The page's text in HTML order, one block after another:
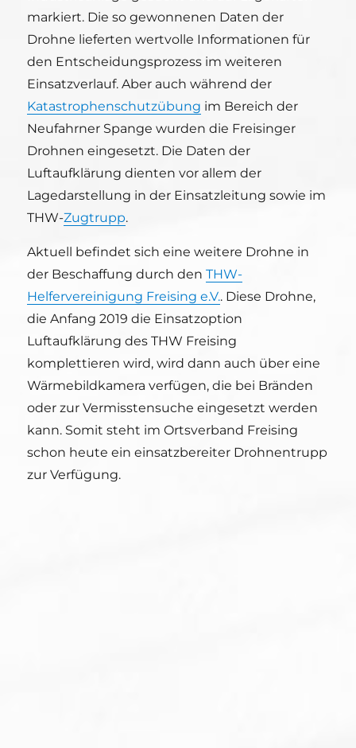
markiert. Die so gewonnenen Daten der
Drohne lieferten wertvolle Informationen für
den Entscheidungsprozess im weiteren
Einsatzverlauf. Aber auch während der
Katastrophenschutzübung im Bereich der
Neufahrner Spange wurden die Freisinger
Drohnen eingesetzt. Die Daten der
Luftaufklärung dienten vor allem der
Lagedarstellung in der Einsatzleitung sowie im
THW-Zugtrupp.
Aktuell befindet sich eine weitere Drohne in
der Beschaffung durch denTHW-
Helfervereinigung Freising e.V.. Diese Drohne,
die Anfang 2019 die Einsatzoption
Luftaufklärung des THW Freising
komplettieren wird, wird dann auch über eine
Wärmebildkamera verfügen, die bei Bränden
oder zur Vermisstensuche eingesetzt werden
kann. Somit steht im Ortsverband Freising
schon heute ein einsatzbereiter Drohnentrupp
zur Verfügung.